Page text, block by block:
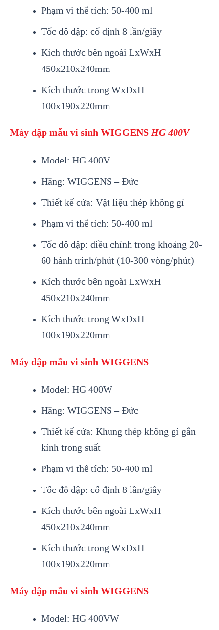
Phạm vi thể tích: 50-400 ml
Tốc độ dập: cố định 8 lần/giây
Kích thước bên ngoài LxWxH
450x210x240mm
Kích thước trong WxDxH
100x190x220mm
Máy dập mẫu vi sinh WIGGENS HG 400V
Model: HG 400V
Hãng: WIGGENS – Đức
Thiết kế cửa: Vật liệu thép không gỉ
Phạm vi thể tích: 50-400 ml
Tốc độ dập: điều chỉnh trong khoảng 20-
60 hành trình/phút (10-300 vòng/phút)
Kích thước bên ngoài LxWxH
450x210x240mm
Kích thước trong WxDxH
100x190x220mm
Máy dập mẫu vi sinh WIGGENS
Model: HG 400W
Hãng: WIGGENS – Đức
Thiết kế cửa: Khung thép không gỉ gắn
kính trong suất
Phạm vi thể tích: 50-400 ml
Tốc độ dập: cố định 8 lần/giây
Kích thước bên ngoài LxWxH
450x210x240mm
Kích thước trong WxDxH
100x190x220mm
Máy dập mẫu vi sinh WIGGENS
Model: HG 400VW